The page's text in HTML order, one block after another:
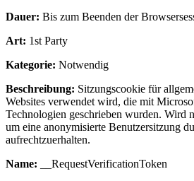
Dauer: Bis zum Beenden der
Art: 1st Party
Kategorie: Notwendig
Beschreibung: Sitzungscookie für
Websites verwendet wird, die mit
Technologien geschrieben wurden. Wird
um eine anonymisierte Benutzersitzung
aufrechtzuerhalten.
Name: __RequestVerificationToken